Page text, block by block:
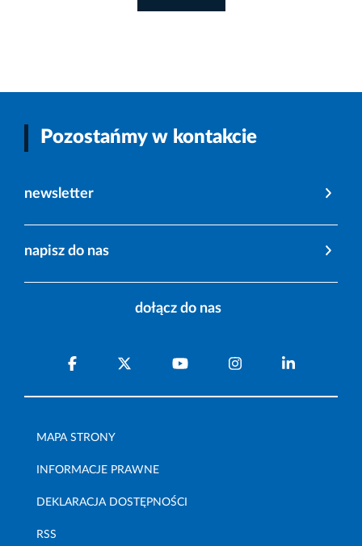
Pozostańmy w kontakcie
newsletter
napisz do nas
dołącz do nas
MAPA STRONY
INFORMACJE PRAWNE
DEKLARACJA DOSTĘPNOŚCI
RSS